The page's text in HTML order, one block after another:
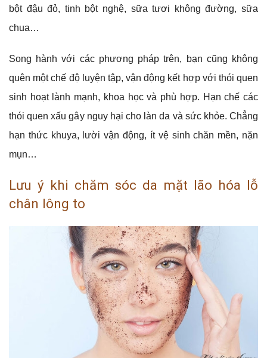
bột đậu đỏ, tinh bột nghệ, sữa tươi không đường, sữa
chua…
Song hành với các phương pháp trên, bạn cũng không
quên một chế độ luyện tập, vận động kết hợp với thói quen
sinh hoạt lành mạnh, khoa học và phù hợp. Hạn chế các
thói quen xấu gây nguy hại cho làn da và sức khỏe. Chẳng
hạn thức khuya, lười vận động, ít vệ sinh chăn mền, nặn
mụn…
Lưu ý khi chăm sóc da mặt lão hóa lỗ
chân lông to